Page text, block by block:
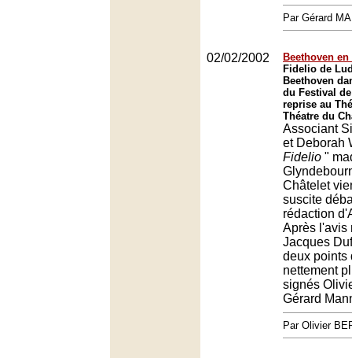
Par Gérard
02/02/2002
Beethoven
Fidelio de
Beethoven
du Festival
reprise au
Théatre du
Associant
et Deborah
Fidelio "
Châtelet
suscite
rédaction
Après l'avis
Jacques
deux points
nettement
signés
Gérard
Par Olivier